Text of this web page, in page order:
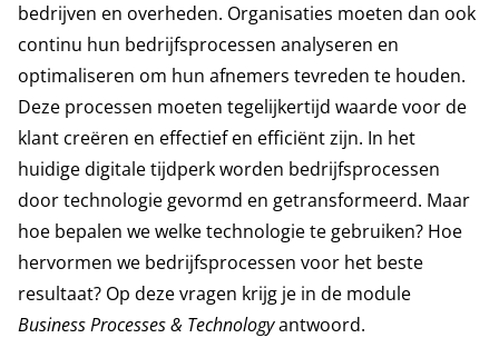
bedrijven en overheden. Organisaties moeten dan ook
continu hun bedrijfsprocessen analyseren en
optimaliseren om hun afnemers tevreden te houden.
Deze processen moeten tegelijkertijd waarde voor de
klant creëren en effectief en efficiënt zijn. In het
huidige digitale tijdperk worden bedrijfsprocessen
door technologie gevormd en getransformeerd. Maar
hoe bepalen we welke technologie te gebruiken? Hoe
hervormen we bedrijfsprocessen voor het beste
resultaat? Op deze vragen krijg je in de module
Business Processes & Technologyantwoord.